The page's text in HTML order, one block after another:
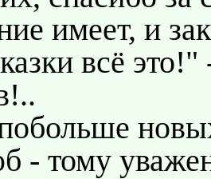
имеет, и
всё это!"
- тому